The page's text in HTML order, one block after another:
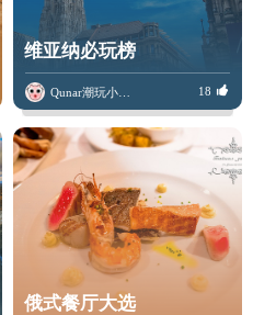
维亚纳必玩榜
18
俄式餐厅大选